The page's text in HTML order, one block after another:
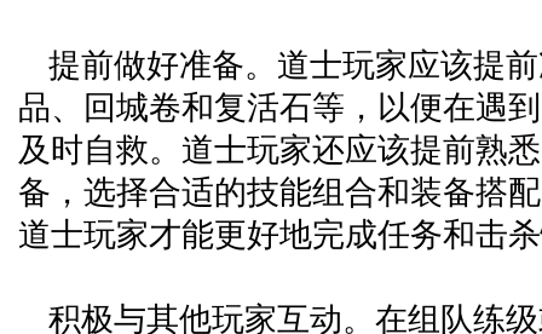
提前做好准备。道士玩家应该提
品、回城卷和复活石等，以便在遇
及时自救。道士玩家还应该提前熟
备，选择合适的技能组合和装备搭
道士玩家才能更好地完成任务和击
积极与其他玩家互动。在组队练